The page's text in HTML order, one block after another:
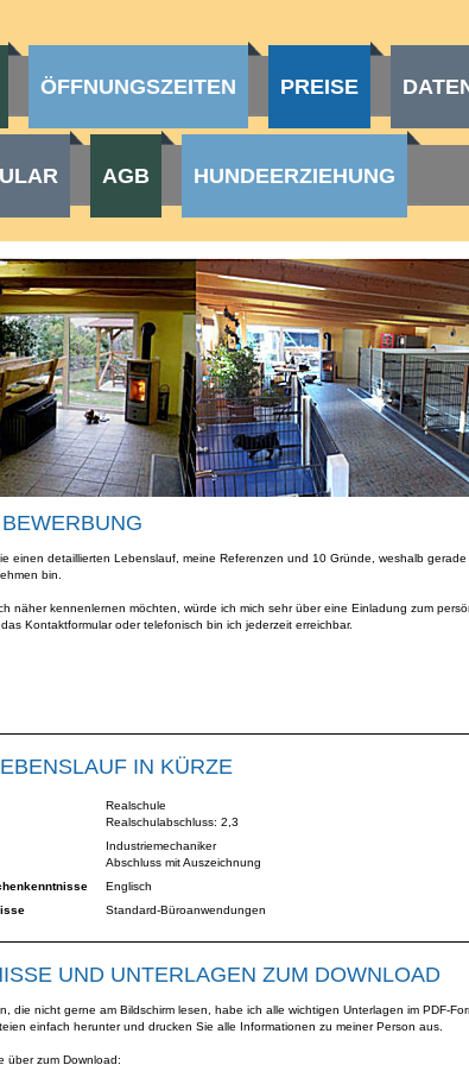
ÖFFNUNGSZEITEN PREISE
AGB HUNDEERZIEHUNG
einen detaillierten Lebenslauf, meine Referenzen und 10 Gründe, weshalb gerade
bin.
näher kennenlernen möchten, würde ich mich sehr über eine Einladung zum
Kontaktformular oder telefonisch bin ich jederzeit erreichbar.
IN KÜRZE
Realschule
Realschulabschluss: 2,3
Industriemechaniker
Abschluss mit Auszeichnung
Englisch
Standard-Büroanwendungen
UND UNTERLAGEN ZUM DOWNLOAD
die nicht gerne am Bildschirm lesen, habe ich alle wichtigen Unterlagen im PDF-
einfach herunter und drucken Sie alle Informationen zu meiner Person aus.
über zum Download: